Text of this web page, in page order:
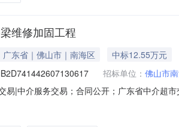
维修加固工程
广东省｜佛山市｜南海区
中标12.55万元
招标单位： 佛山市
易|中介服务交易；合同公开；广东省中介超
履约人员：服务期限说明：服务内